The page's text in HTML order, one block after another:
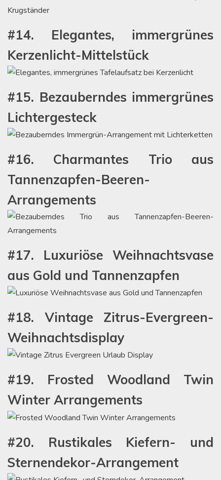
#14. Elegantes, immergrünes
Kerzenlicht-Mittelstück
#15. Bezauberndes immergrünes
Lichtergesteck
#16. Charmantes Trio aus
Tannenzapfen-Beeren-
Arrangements
#17. Luxuriöse Weihnachtsvase
aus Gold und Tannenzapfen
#18. Vintage Zitrus-Evergreen-
Weihnachtsdisplay
#19. Frosted Woodland Twin
Winter Arrangements
#20. Rustikales Kiefern- und
Sternendekor-Arrangement